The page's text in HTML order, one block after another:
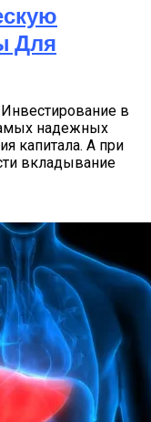
Для
в
надежных
капитала. А при
вкладывание